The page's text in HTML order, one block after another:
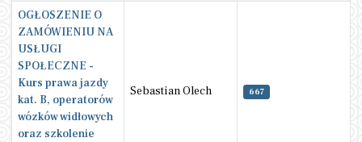
OGŁOSZENIE O
ZAMÓWIENIU NA
USŁUGI
SPOŁECZNE -
Kurs prawa jazdy
kat. B, operatorów
wózków widłowych
oraz szkolenie
Sebastian Olech 667